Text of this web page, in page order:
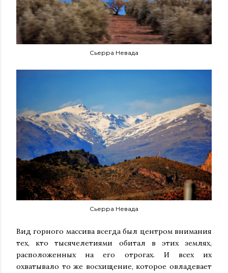
Сьерра Невада
Сьерра Невада
Вид горного массива всегда был центром внимания
тех, кто тысячелетиями обитал в этих землях,
расположенных на его отрогах. И всех их
охватывало то же восхищение, которое овладевает